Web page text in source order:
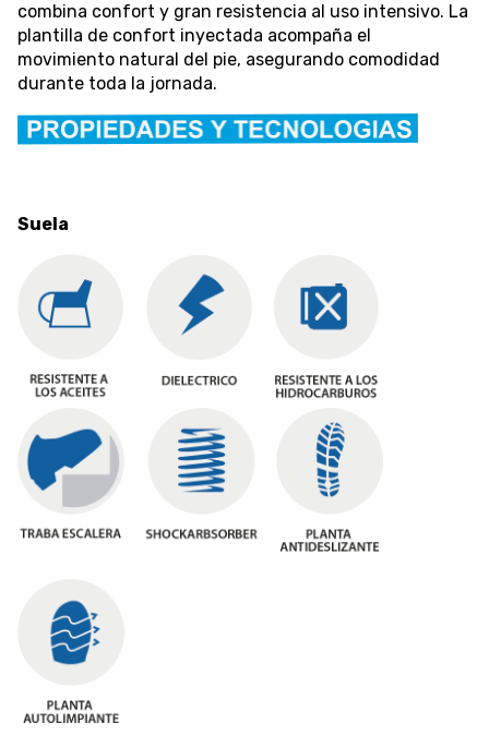
combina confort y gran resistencia al uso intensivo. La
plantilla de confort inyectada acompaña el
movimiento natural del pie, asegurando comodidad
durante toda la jornada.
Suela